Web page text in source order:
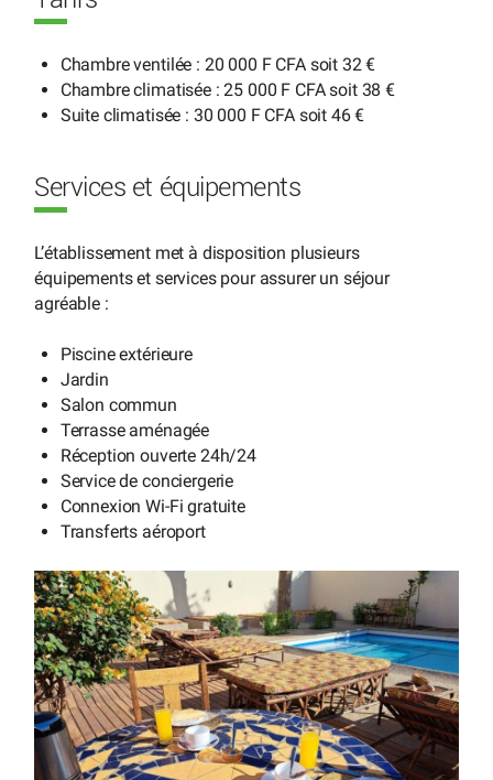
Chambre ventilée : 20 000 F CFA soit 32 €
Chambre climatisée : 25 000 F CFA soit 38 €
Suite climatisée : 30 000 F CFA soit 46 €
Services et équipements
L’établissement met à disposition plusieurs
équipements et services pour assurer un séjour
agréable :
Piscine extérieure
Jardin
Salon commun
Terrasse aménagée
Réception ouverte 24h/24
Service de conciergerie
Connexion Wi-Fi gratuite
Transferts aéroport